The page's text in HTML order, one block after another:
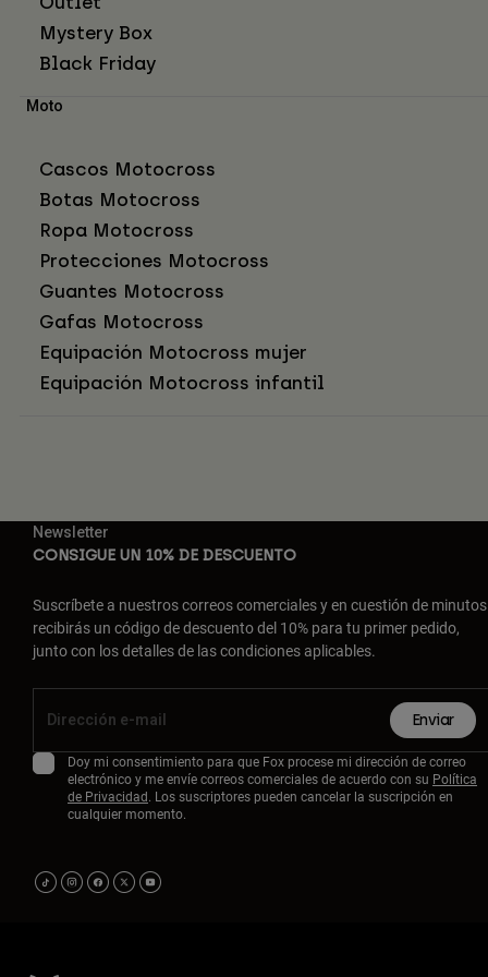
Mystery Box
Black Friday
Moto
Cascos Motocross
Botas Motocross
Ropa Motocross
Protecciones Motocross
Guantes Motocross
Gafas Motocross
Equipación Motocross mujer
Equipación Motocross infantil
Newsletter
CONSIGUE UN 10% DE DESCUENTO
Suscríbete a nuestros correos comerciales y en cuestión de minutos
recibirás un código de descuento del 10% para tu primer pedido,
junto con los detalles de las condiciones aplicables.
Enviar
Doy mi consentimiento para que Fox procese mi dirección de correo
electrónico y me envíe correos comerciales de acuerdo con su Política
de Privacidad. Los suscriptores pueden cancelar la suscripción en
cualquier momento.